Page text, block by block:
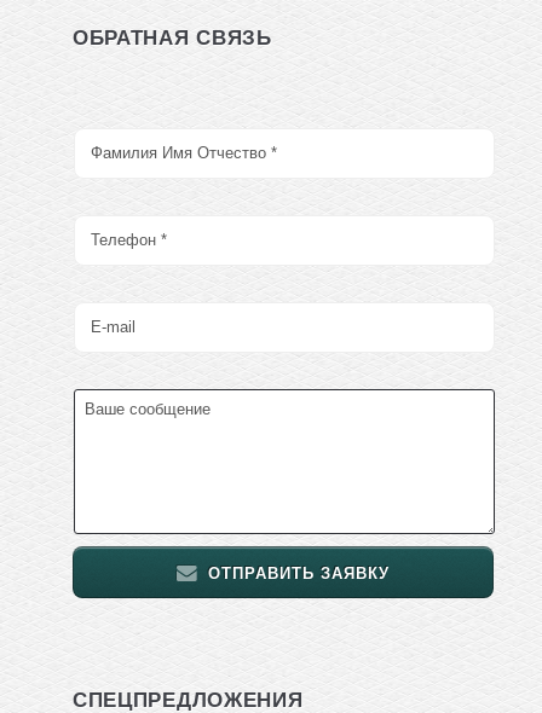
ОБРАТНАЯ СВЯЗЬ
ОТПРАВИТЬ ЗАЯВКУ
СПЕЦПРЕДЛОЖЕНИЯ